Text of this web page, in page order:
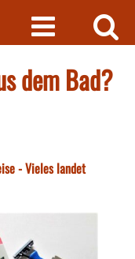
dem Bad?
- Vieles landet